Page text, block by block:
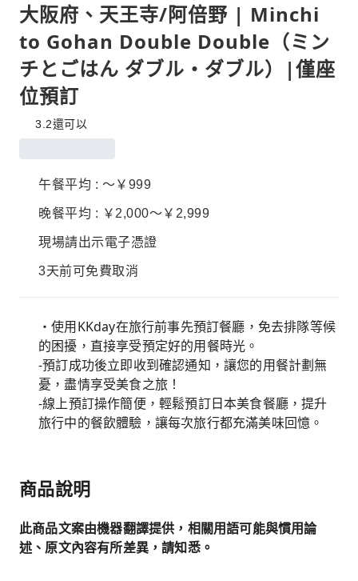
大阪府、天王寺/阿倍野 | Minchi
to Gohan Double Double（ミン
チとごはん ダブル・ダブル）|僅座
位預訂
3.2還可以
午餐平均 : ～￥999
晚餐平均 : ￥2,000～￥2,999
現場請出示電子憑證
3天前可免費取消
・使用KKday在旅行前事先預訂餐廳，免去排隊等候
的困擾，直接享受預定好的用餐時光。
-預訂成功後立即收到確認通知，讓您的用餐計劃無
憂，盡情享受美食之旅！
-線上預訂操作簡便，輕鬆預訂日本美食餐廳，提升
旅行中的餐飲體驗，讓每次旅行都充滿美味回憶。
商品說明
此商品文案由機器翻譯提供，相關用語可能與慣用論
述、原文內容有所差異，請知悉。